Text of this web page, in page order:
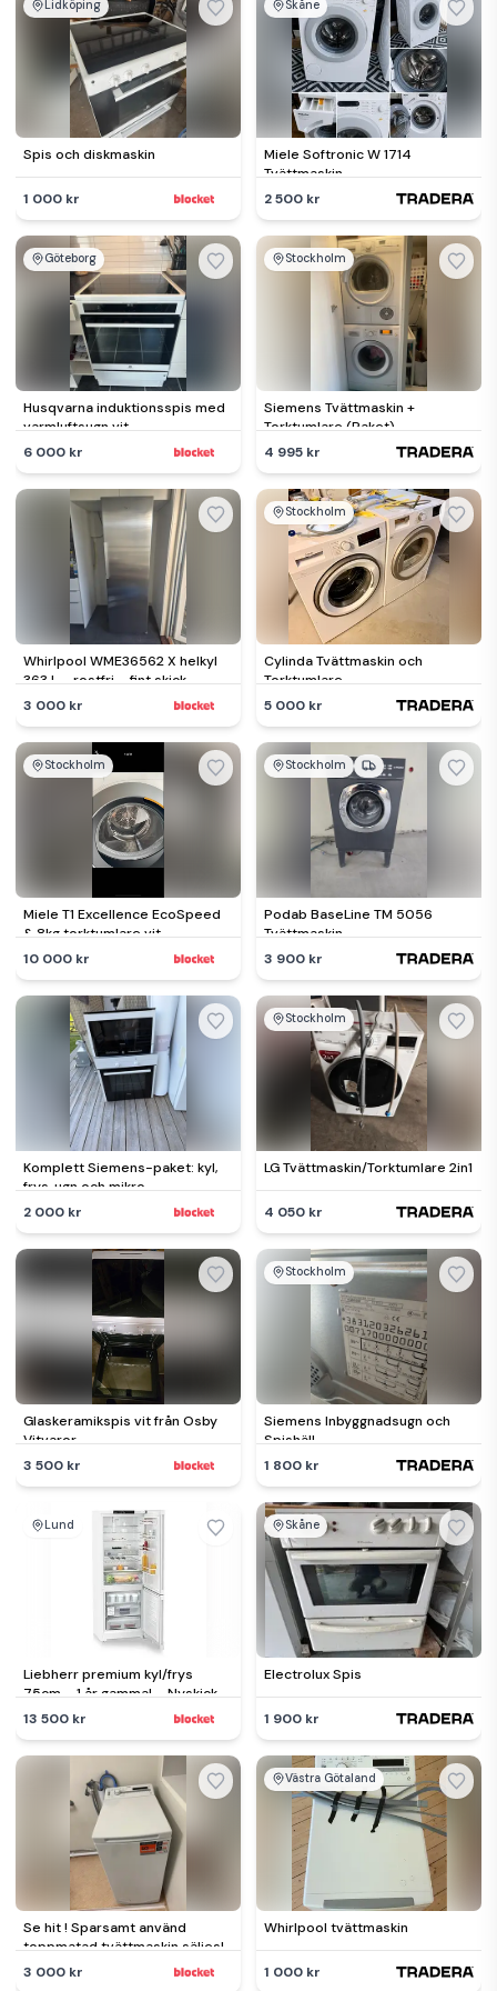
Lidköping
Spis och diskmaskin
1 000 kr
Skåne
Miele Softronic W 1714
Tvättmaskin
2 500 kr
Göteborg
Husqvarna induktionsspis med
varmluftsugn vit
6 000 kr
Stockholm
Siemens Tvättmaskin +
Torktumlare (Paket)
4 995 kr
Whirlpool WME36562 X helkyl
363 L – rostfri – fint skick
3 000 kr
Stockholm
Cylinda Tvättmaskin och
Torktumlare
5 000 kr
Stockholm
Miele T1 Excellence EcoSpeed
& 8kg torktumlare vit
tvättmaskin och diskmaskin
10 000 kr
Stockholm
Podab BaseLine TM 5056
Tvättmaskin
3 900 kr
Komplett Siemens-paket: kyl,
frys, ugn och mikro
2 000 kr
Stockholm
LG Tvättmaskin/Torktumlare 2in1
4 050 kr
Glaskeramikspis vit från Osby
Vitvaror
3 500 kr
Stockholm
Siemens Inbyggnadsugn och
Spishäll
1 800 kr
Lund
Liebherr premium kyl/frys
75cm – 1 år gammal – Nyskick –
Kvitto & garanti
13 500 kr
Skåne
Electrolux Spis
1 900 kr
Se hit ! Sparsamt använd
toppmatad tvättmaskin säljes!
3 000 kr
Västra Götaland
Whirlpool tvättmaskin
1 000 kr